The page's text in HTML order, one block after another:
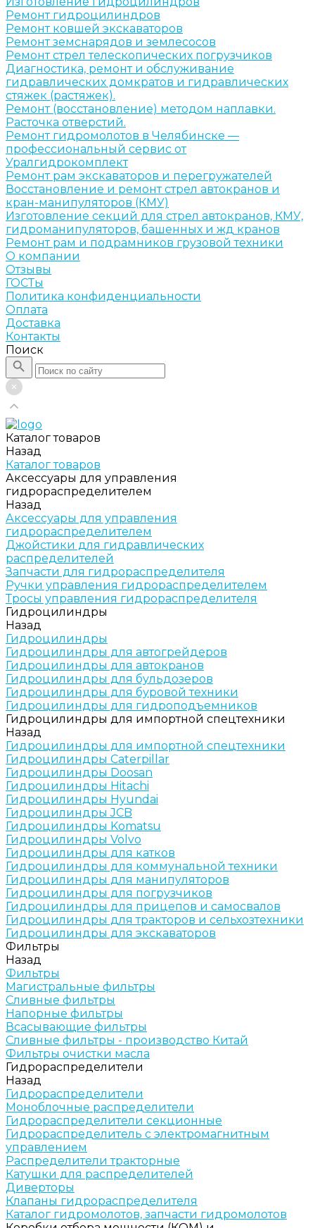
Ремонт гидроцилиндров
Ремонт ковшей экскаваторов
Ремонт земснарядов и землесосов
Ремонт стрел телескопических погрузчиков
Диагностика, ремонт и обслуживание
гидравлических домкратов и гидравлических
стяжек (растяжек).
Ремонт (восстановление) методом наплавки.
Расточка отверстий.
Ремонт гидромолотов в Челябинске —
профессиональный сервис от
Уралгидрокомплект
Ремонт рам экскаваторов и перегружателей
Восстановление и ремонт стрел автокранов и
кран-манипуляторов (КМУ)
Изготовление секций для стрел автокранов, КМУ,
гидроманипуляторов, башенных и жд кранов
Ремонт рам и подрамников грузовой техники
О компании
Отзывы
ГОСТы
Политика конфиденциальности
Оплата
Доставка
Контакты
Поиск
Каталог товаров
Назад
Каталог товаров
Аксессуары для управления
гидрораспределителем
Назад
Аксессуары для управления
гидрораспределителем
Джойстики для гидравлических
распределителей
Запчасти для гидрораспределителя
Ручки управления гидрораспределителем
Тросы управления гидрораспределителя
Гидроцилиндры
Назад
Гидроцилиндры
Гидроцилиндры для автогрейдеров
Гидроцилиндры для автокранов
Гидроцилиндры для бульдозеров
Гидроцилиндры для буровой техники
Гидроцилиндры для гидроподъемников
Гидроцилиндры для импортной спецтехники
Назад
Гидроцилиндры для импортной спецтехники
Гидроцилиндры Caterpillar
Гидроцилиндры Doosan
Гидроцилиндры Hitachi
Гидроцилиндры Hyundai
Гидроцилиндры JCB
Гидроцилиндры Komatsu
Гидроцилиндры Volvo
Гидроцилиндры для катков
Гидроцилиндры для коммунальной техники
Гидроцилиндры для манипуляторов
Гидроцилиндры для погрузчиков
Гидроцилиндры для прицепов и самосвалов
Гидроцилиндры для тракторов и сельхозтехники
Гидроцилиндры для экскаваторов
Фильтры
Назад
Фильтры
Магистральные фильтры
Сливные фильтры
Напорные фильтры
Всасывающие фильтры
Сливные фильтры - производство Китай
Фильтры очистки масла
Гидрораспределители
Назад
Гидрораспределители
Моноблочные распределители
Гидрораспределители секционные
Гидрораспределитель с электромагнитным
управлением
Распределители тракторные
Катушки для распределителей
Диверторы
Клапаны гидрораспределителя
Каталог гидромолотов, запчасти гидромолотов